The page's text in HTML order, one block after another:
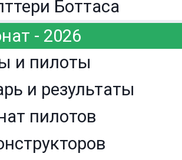
Боттаса
- 2026
и пилоты
и результаты
пилотов